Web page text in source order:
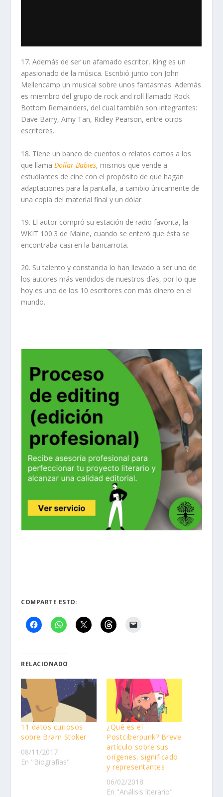
17. Además de ser un afamado escritor, King es un
apasionado de la música. Escribió junto con John
Mellencamp un musical sobre unos fantasmas. Además
es miembro del grupo de rock and roll llamado Rock
Bottom Remainders, del cual también son integrantes:
Dave Barry, Amy Tan, Ridley Pearson, entre otros
escritores.
18. Tiene un banco de cuentos o relatos cortos a los
que llama Dollar Babies, mismos que vende a
estudiantes de cine con el propósito de que hagan
adaptaciones para la pantalla, a cambio únicamente de
una copia del material final y un dólar.
19. El autor compró su estación de radio favorita, la
WKIT 100.3 de Maine, cuando se enteró que ésta se
encontraba casi en la bancarrota.
20. Su talento y constancia lo han llevado a ser uno de
los autores más vendidos de nuestros días, por lo que
hoy es uno de los 10 escritores con más dinero en el
mundo.
COMPARTE ESTO:
RELACIONADO
11 datos curiosos
sobre Bram Stoker
08/11/2017
En "Biografías"
¿Qué es el
Postciberpunk? Breve
artículo sobre sus
orígenes, significado
y representantes
06/02/2018
En "Análisis literario"